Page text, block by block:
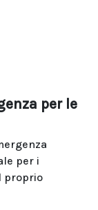
per le
per i
proprio